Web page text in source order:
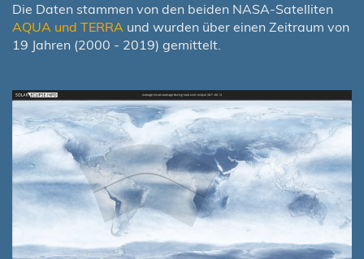
Die Daten stammen von den beiden NASA-Satelliten
AQUA und TERRA und wurden über einen Zeitraum von
19 Jahren (2000 - 2019) gemittelt.